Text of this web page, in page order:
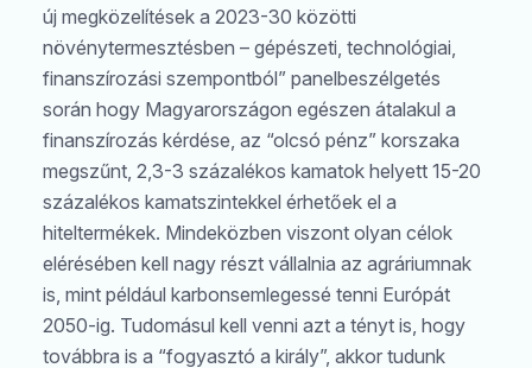
új megközelítések a 2023-30 közötti
növénytermesztésben – gépészeti, technológiai,
finanszírozási szempontból” panelbeszélgetés
során hogy Magyarországon egészen átalakul a
finanszírozás kérdése, az “olcsó pénz” korszaka
megszűnt, 2,3-3 százalékos kamatok helyett 15-20
százalékos kamatszintekkel érhetőek el a
hiteltermékek. Mindeközben viszont olyan célok
elérésében kell nagy részt vállalnia az agráriumnak
is, mint például karbonsemlegessé tenni Európát
2050-ig. Tudomásul kell venni azt a tényt is, hogy
továbbra is a “fogyasztó a király”, akkor tudunk